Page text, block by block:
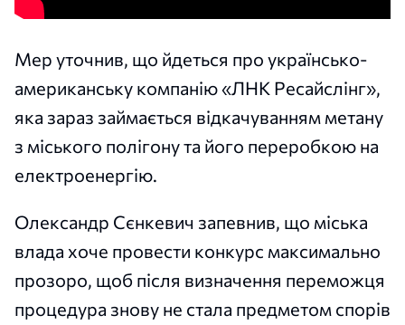
Мер уточнив, що йдеться про українсько-
американську компанію «ЛНК Ресайслінг»,
яка зараз займається відкачуванням метану
з міського полігону та його переробкою на
електроенергію.
Олександр Сєнкевич запевнив, що міська
влада хоче провести конкурс максимально
прозоро, щоб після визначення переможця
процедура знову не стала предметом спорів